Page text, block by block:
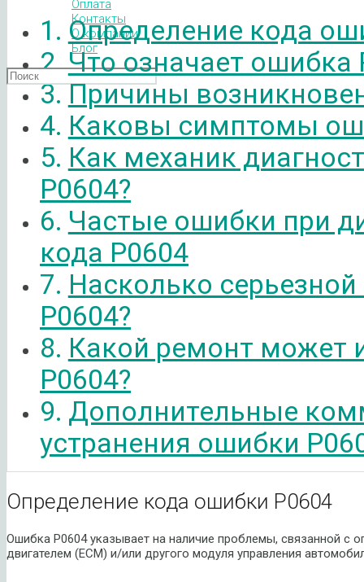
Оплата
Контакты
О компании
Блог
Определение кода
Что означает ошибка
Причины
Каковы симптомы
Как механик
P0604?
Частые ошибки при
кода P0604
Насколько
P0604?
Какой ремонт может
P0604?
Дополнительные
устранения ошибки
Определение кода ошибки P0604
Ошибка P0604 указывает на наличие проблемы, связанной с
двигателем (ECM) и/или другого модуля управления